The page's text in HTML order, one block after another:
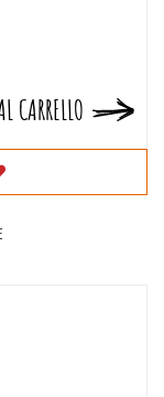
CARRELLO